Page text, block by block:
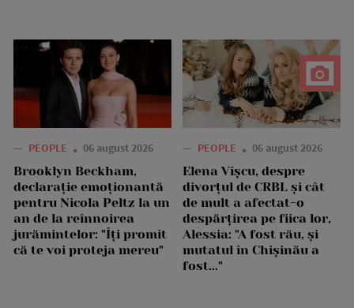
— PEOPLE 06 august 2026
Brooklyn Beckham,
declarație emoționantă
pentru Nicola Peltz la un
an de la reînnoirea
jurămintelor: "Îți promit
că te voi proteja mereu"
— PEOPLE 06 august 2026
Elena Vîșcu, despre
divorțul de CRBL și cât
de mult a afectat-o
despărțirea pe fiica lor,
Alessia: "A fost rău, și
mutatul în Chișinău a
fost..."